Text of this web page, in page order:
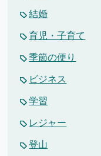
結婚
育児・子育て
季節の便り
ビジネス
学習
レジャー
登山